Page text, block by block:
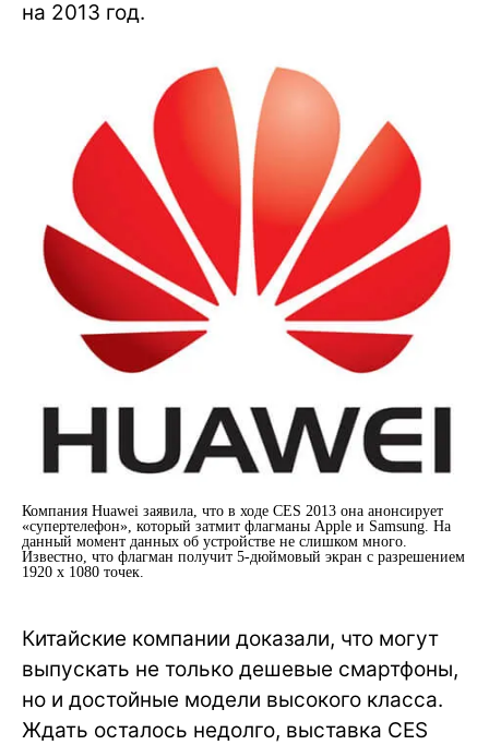
на 2013 год.
Компания Huawei заявила, что в ходе CES 2013 она анонсирует
«супертелефон», который затмит флагманы Apple и Samsung. На
данный момент данных об устройстве не слишком много.
Известно, что флагман получит 5-дюймовый экран с разрешением
1920 х 1080 точек.
Китайские компании доказали, что могут
выпускать не только дешевые смартфоны,
но и достойные модели высокого класса.
Ждать осталось недолго, выставка CES